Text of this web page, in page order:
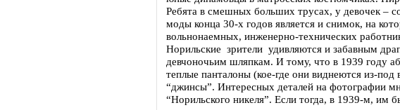
Ребята в смешных больших трусах, у девочек –
моды конца 30-х годов является и снимок, на
вольнонаемных, инженерно-технических
Норильские зрители удивляются и забавным
девчоночьим шляпкам. И тому, что в 1939 году
теплые панталоны (кое-где они виднеются из-
“джинсы”. Интересных деталей на фотографии
“Норильского никеля”. Если тогда, в 1939-м, им